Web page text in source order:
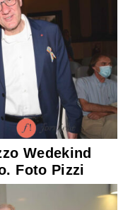
Wedekind
Foto Pizzi